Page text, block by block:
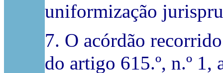
uniformização
7. O acórdão
do artigo 615.º, n.º